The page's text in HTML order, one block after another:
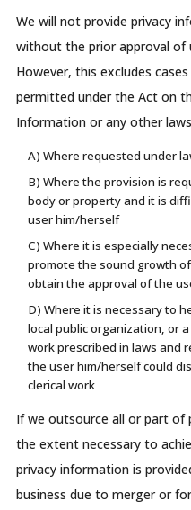
We will not provide privacy
without the prior approval of
However, this excludes
permitted under the Act on
Information or any other
A) Where requested under
B) Where the provision is
body or property and it is
user him/herself
C) Where it is especially
promote the sound growth
obtain the approval of the
D) Where it is necessary to
local public organization, or
work prescribed in laws and
the user him/herself could
clerical work
If we outsource all or part of
the extent necessary to
privacy information is
business due to merger or